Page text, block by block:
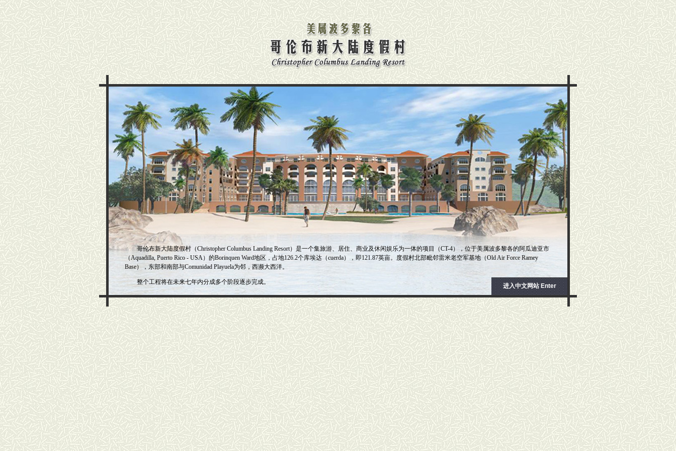
哥伦布新大陆度假村（Christopher Columbus Landing Resort）是一个集旅游、居住、商业及休闲娱乐为一体的项目（CT-4），位于美属波多黎各的阿瓜迪亚市
（Aquadilla, Puerto Rico - USA）的Borinquen Ward地区，占地126.2个库埃达（cuerda），即121.87英亩。度假村北部毗邻雷米老空军基地（Old Air Force Ramey
Base），东部和南部与Comunidad Playuela为邻，西濒大西洋。
进入中文网站Enter
整个工程将在未来七年内分成多个阶段逐步完成。